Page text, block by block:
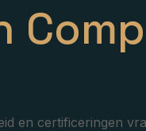
en certificeringen